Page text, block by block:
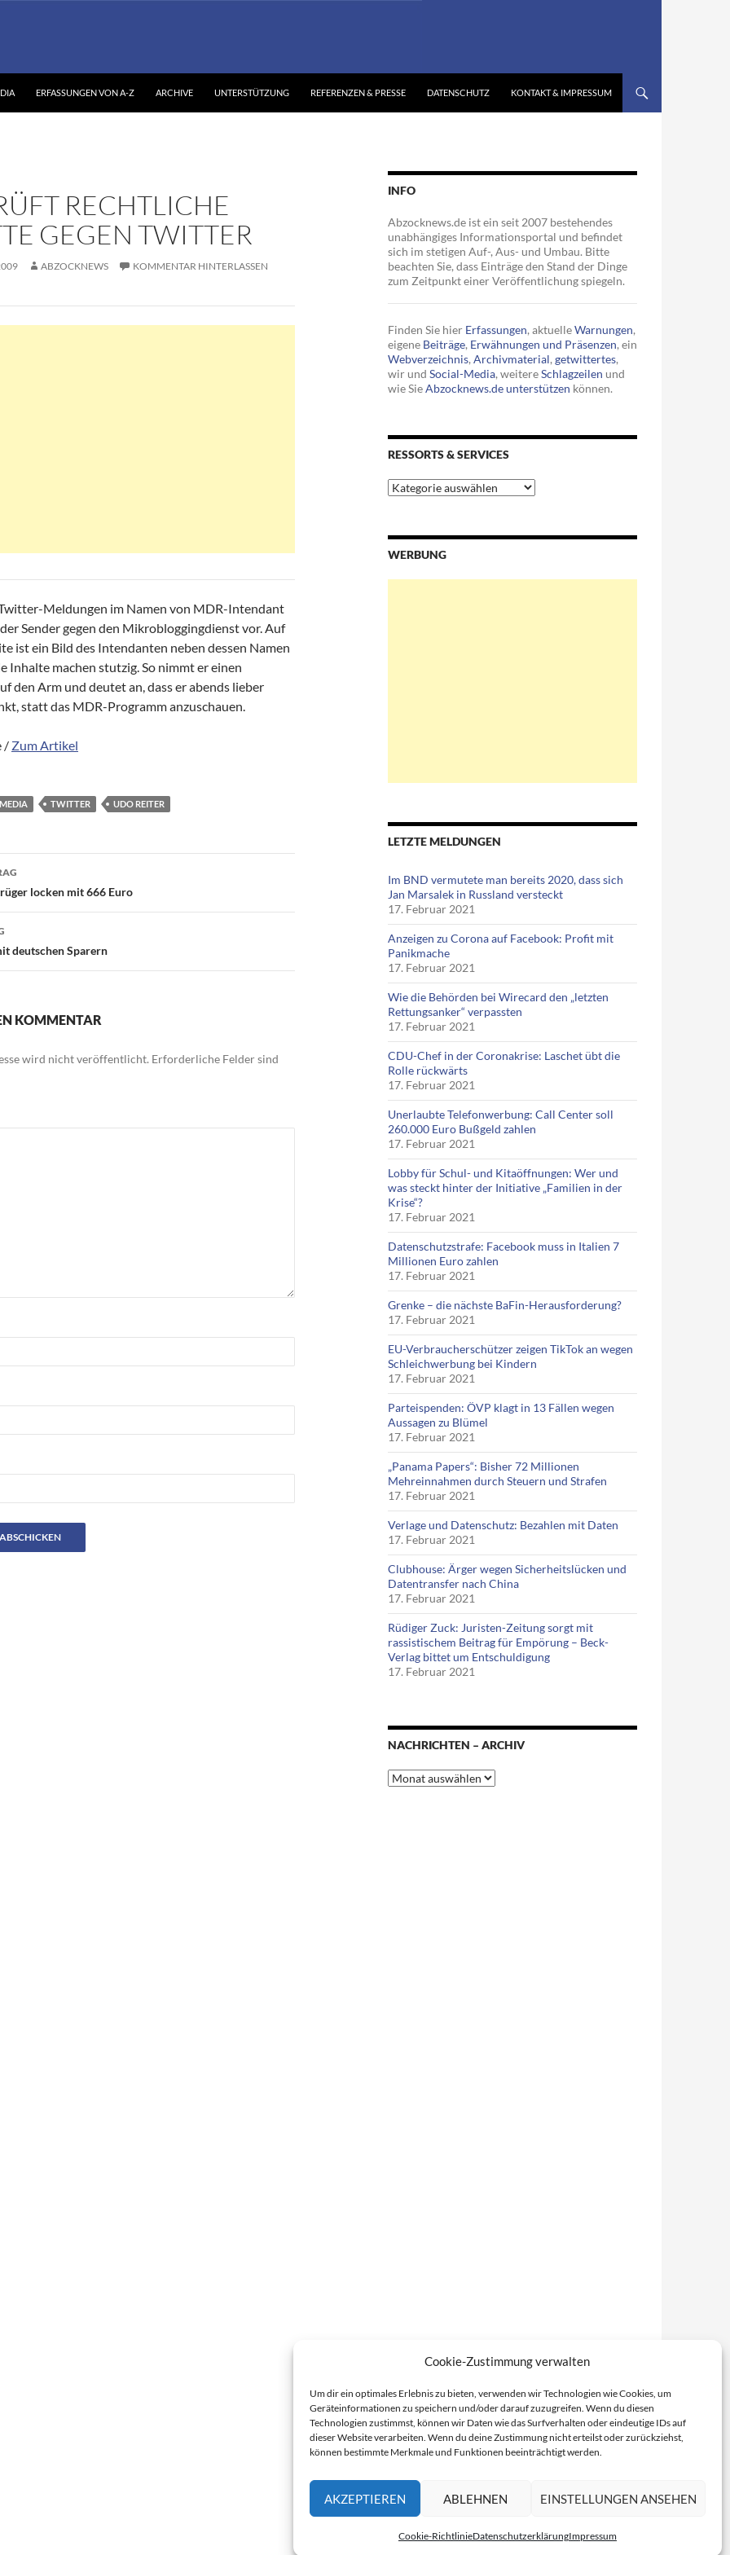
Cookie-Zustimmung verwalten
Um dir ein optimales Erlebnis zu bieten, verwenden wir Technologien wie Cookies, um
Geräteinformationen zu speichern und/oder darauf zuzugreifen. Wenn du diesen
Technologien zustimmst, können wir Daten wie das Surfverhalten oder eindeutige IDs auf
dieser Website verarbeiten. Wenn du deine Zustimmung nicht erteilst oder zurückziehst,
können bestimmte Merkmale und Funktionen beeinträchtigt werden.
AKZEPTIEREN ABLEHNEN EINSTELLUNGEN ANSEHEN
Cookie-RichtlinieDatenschutzerklärungImpressum
ERFASSUNGEN VON A-Z ARCHIVE UNTERSTÜTZUNG REFERENZEN & PRESSE DATENSCHUTZ KONTAKT & IMPRESSUM
RECHTLICHE
GEGEN TWITTER
ABZOCKNEWS KOMMENTAR HINTERLASSEN
Meldungen im Namen von MDR-Intendant
Sender gegen den Mikrobloggingdienst vor. Auf
ist ein Bild des Intendanten neben dessen Namen
Inhalte machen stutzig. So nimmt er einen
den Arm und deutet an, dass er abends lieber
statt das MDR-Programm anzuschauen.
/ Zum Artikel
TWITTER UDO REITER
locken mit 666 Euro
deutschen Sparern
KOMMENTAR
wird nicht veröffentlicht. Erforderliche Felder sind
INFO
Abzocknews.de ist ein seit 2007 bestehendes
unabhängiges Informationsportal und befindet
sich im stetigen Auf-, Aus- und Umbau. Bitte
beachten Sie, dass Einträge den Stand der Dinge
zum Zeitpunkt einer Veröffentlichung spiegeln.
Finden Sie hier Erfassungen, aktuelleWarnungen,
eigene Beiträge, Erwähnungen und Präsenzen, ein
Webverzeichnis, Archivmaterial, getwittertes,
wir und Social-Media, weitereSchlagzeilen und
wie SieAbzocknews.de unterstützen können.
RESSORTS & SERVICES
Ressorts
&
WERBUNG
LETZTE MELDUNGEN
Im BND vermutete man bereits 2020, dass sich
Jan Marsalek in Russland versteckt
17. Februar 2021
Anzeigen zu Corona auf Facebook: Profit mit
Panikmache
17. Februar 2021
Wie die Behörden bei Wirecard den „letzten
Rettungsanker“ verpassten
17. Februar 2021
CDU-Chef in der Coronakrise: Laschet übt die
Rolle rückwärts
17. Februar 2021
Unerlaubte Telefonwerbung: Call Center soll
260.000 Euro Bußgeld zahlen
17. Februar 2021
Lobby für Schul- und Kitaöffnungen: Wer und
was steckt hinter der Initiative „Familien in der
Krise“?
17. Februar 2021
Datenschutzstrafe: Facebook muss in Italien 7
Millionen Euro zahlen
17. Februar 2021
Grenke – die nächste BaFin-Herausforderung?
17. Februar 2021
EU-Verbraucherschützer zeigen TikTok an wegen
Schleichwerbung bei Kindern
17. Februar 2021
Parteispenden: ÖVP klagt in 13 Fällen wegen
Aussagen zu Blümel
17. Februar 2021
„Panama Papers“: Bisher 72 Millionen
Mehreinnahmen durch Steuern und Strafen
17. Februar 2021
Verlage und Datenschutz: Bezahlen mit Daten
17. Februar 2021
Clubhouse: Ärger wegen Sicherheitslücken und
Datentransfer nach China
17. Februar 2021
Rüdiger Zuck: Juristen-Zeitung sorgt mit
rassistischem Beitrag für Empörung – Beck-
Verlag bittet um Entschuldigung
17. Februar 2021
NACHRICHTEN – ARCHIV
Nachrichten
–